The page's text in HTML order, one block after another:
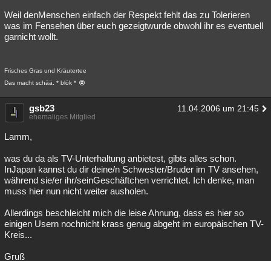
Weil denMenschen einfach der Respekt fehlt das zu Tolerieren
was im Fensehen über euch gezeigtwurde obwohl ihr es eventuell
garnicht wollt.
Frisches Gras und Kräutertee
Das macht schää. * blök *
gsb23 11.04.2006 um 21:45
ehemaliges Mitglied
Lamm,
was du da als TV-Unterhaltung anbietest, gibts alles schon.
InJapan kannst du dir deine/n Schwester/Bruder im TV ansehen,
während sie/er ihr/seinGeschäftchen verrichtet. Ich denke, man
muss hier nun nicht weiter ausholen.
Allerdings beschleicht mich die leise Ahnung, dass es hier so
einigen Usern nochnicht krass genug abgeht im europäischen TV-
Kreis...
Gruß